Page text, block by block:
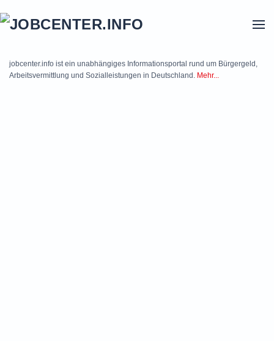
jobcenter.info ist ein unabhängiges Informationsportal rund um Bürgergeld,
Arbeitsvermittlung und Sozialleistungen in Deutschland. Mehr...